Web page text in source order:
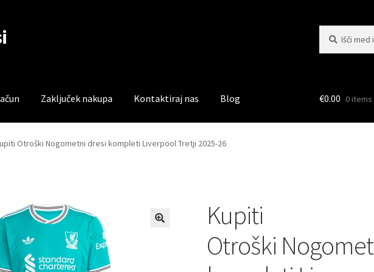
Zaključek nakupa Kontaktiraj nas Blog
Trgovina Zaključek nakupa
€0.00 0 items
Otroški Nogometni dresi kompleti Liverpool Tretji 2025-26
Kupiti
Otroški